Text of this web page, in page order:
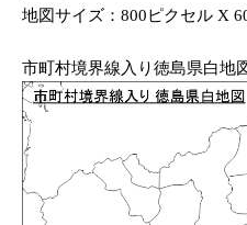
地図サイズ：800ピクセル X
市町村境界線入り徳島県白地